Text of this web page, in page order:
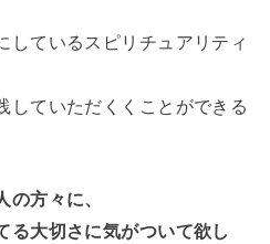
しているスピリチュアリティ
していただくくことができる
方々に、
る大切さに気がついて欲し